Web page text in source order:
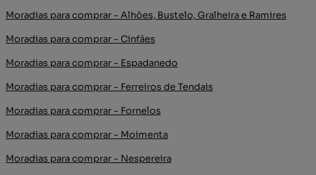
Moradias para comprar - Alhões, Bustelo, Gralheira e Ramires
Moradias para comprar - Cinfães
Moradias para comprar - Espadanedo
Moradias para comprar - Ferreiros de Tendais
Moradias para comprar - Fornelos
Moradias para comprar - Moimenta
Moradias para comprar - Nespereira